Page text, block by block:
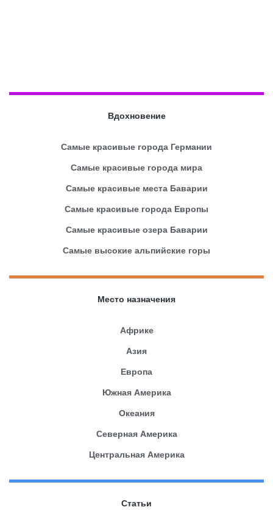
Вдохновение
Самые красивые города Германии
Самые красивые города мира
Самые красивые места Баварии
Самые красивые города Европы
Самые красивые озера Баварии
Самые высокие альпийские горы
Место назначения
Африке
Азия
Европа
Южная Америка
Океания
Северная Америка
Центральная Америка
Статьи